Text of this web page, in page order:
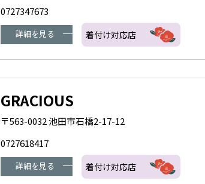
0727347673
詳細を見る 着付け対応店
GRACIOUS
〒563-0032 池田市石橋2-17-12
0727618417
詳細を見る 着付け対応店